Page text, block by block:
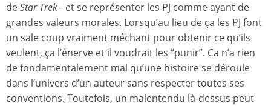
deStar Trek- et se représenter les PJ comme ayant de
grandes valeurs morales. Lorsqu’au lieu de ça les PJ font
un sale coup vraiment méchant pour obtenir ce qu’ils
veulent, ça l’énerve et il voudrait les “punir”. Ca n’a rien
de fondamentalement mal qu’une histoire se déroule
dans l’univers d’un auteur sans respecter toutes ses
conventions. Toutefois, un malentendu là-dessus peut